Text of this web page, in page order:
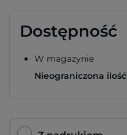
Dostępność
W magazynie
Nieograniczona ilość